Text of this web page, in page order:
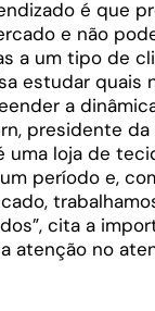
é que
e não
a um tipo de
estudar quais
a
presidente da
uma loja de
período e,
cita a
atenção no